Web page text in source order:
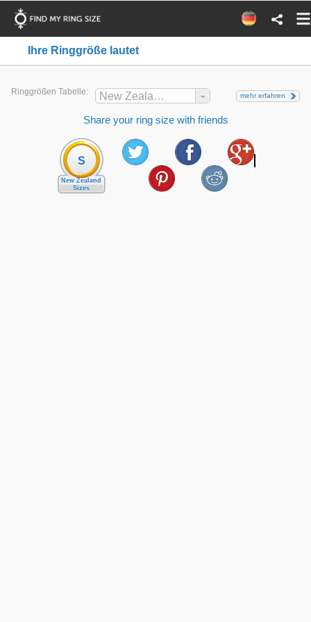
Ihre Ringgröße lautet
Ringgrößen Tabelle: New Zealand mehr erfahren
Share your ring size with friends
S
New Zealand
Sizes